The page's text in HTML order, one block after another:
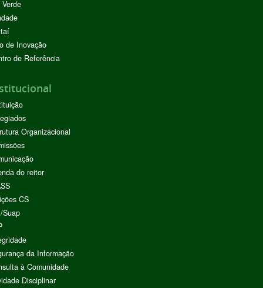
de Inovação
de Referência
Organizacional
do reitor
CS
Suap
da Informação
à Comunidade
Disciplinar